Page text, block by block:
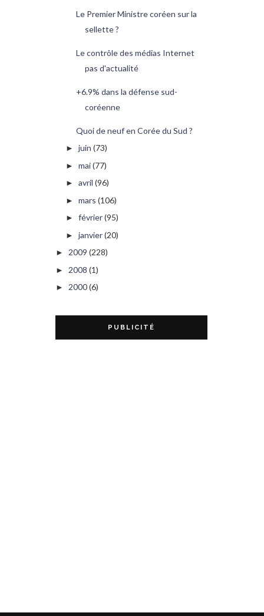
Le Premier Ministre coréen sur la
sellette ?
Le contrôle des médias Internet
pas d'actualité
+6.9% dans la défense sud-
coréenne
Quoi de neuf en Corée du Sud ?
► juin (73)
► mai(77)
► avril (96)
► mars (106)
► février(95)
► janvier(20)
► 2009 (228)
► 2008 (1)
► 2000(6)
PUBLICITÉ